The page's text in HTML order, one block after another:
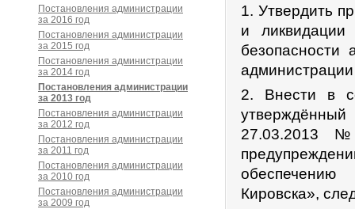
1. Утвердить
и
2. Внести в
утверждённый
27.03.2013
обеспечению
Кировска»,
Постановления администрации
за 2016 год
Постановления администрации
за 2015 год
Постановления администрации
за 2014 год
Постановления администрации
за 2013 год
Постановления администрации
за 2012 год
Постановления администрации
за 2011 год
Постановления администрации
за 2010 год
Постановления администрации
за 2009 год